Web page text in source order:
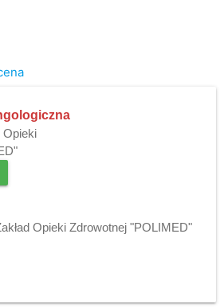
Opieki
Opieki Zdrowotnej "POLIMED"